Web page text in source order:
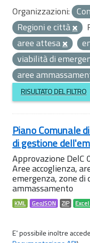
Organizzazioni:
Regioni e città
aree attesa
viabilità di
aree
RISULTATO DEL FILTRO
Piano Comunale
di gestione
Approvazione
Aree accoglienza,
emergenza, zone di
ammassamento
KML GeoJSON ZIP
E' possibile inoltre